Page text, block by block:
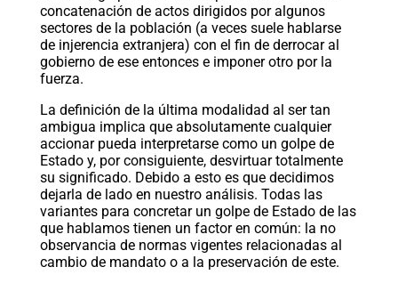
concatenación de actos dirigidos por algunos
sectores de la población (a veces suele hablarse
de injerencia extranjera) con el fin de derrocar al
gobierno de ese entonces e imponer otro por la
fuerza.
La definición de la última modalidad al ser tan
ambigua implica que absolutamente cualquier
accionar pueda interpretarse como un golpe de
Estado y, por consiguiente, desvirtuar totalmente
su significado. Debido a esto es que decidimos
dejarla de lado en nuestro análisis. Todas las
variantes para concretar un golpe de Estado de las
que hablamos tienen un factor en común: la no
observancia de normas vigentes relacionadas al
cambio de mandato o a la preservación de este.